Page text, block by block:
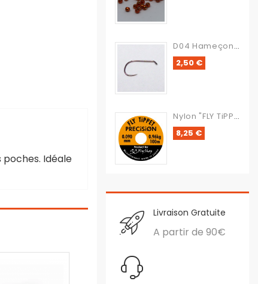
poches. Idéale
D04 Hameçon Sans Ardillon
2,50 €
Nylon "FLY TiPPET PRECiSiON"
8,25 €
Livraison Gratuite
A partir de 90€